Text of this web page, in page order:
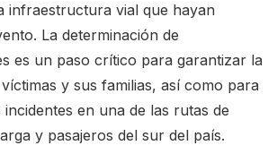
infraestructura vial que hayan
La determinación de
es un paso crítico para garantizar la
y sus familias, así como para
en una de las rutas de
y pasajeros del sur del país.